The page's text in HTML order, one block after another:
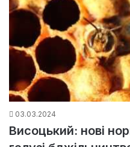
03.03.2024
Висоцький: нові